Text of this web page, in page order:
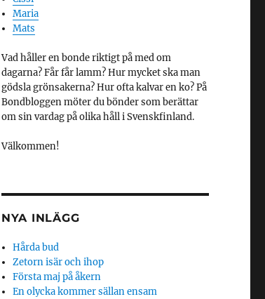
Maria
Mats
Vad håller en bonde riktigt på med om
dagarna? Får får lamm? Hur mycket ska man
gödsla grönsakerna? Hur ofta kalvar en ko? På
Bondbloggen möter du bönder som berättar
om sin vardag på olika håll i Svenskfinland.
Välkommen!
NYA INLÄGG
Hårda bud
Zetorn isär och ihop
Första maj på åkern
En olycka kommer sällan ensam